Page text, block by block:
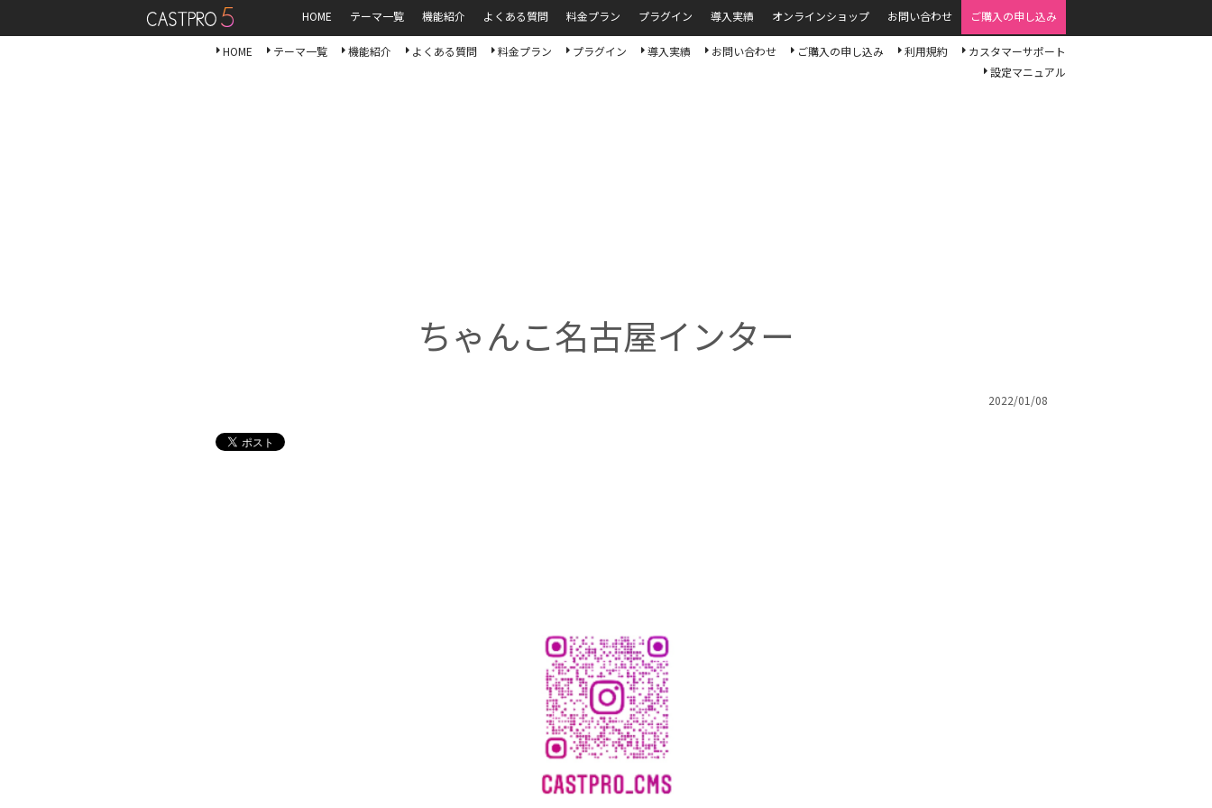
HOME テーマ一覧 機能紹介 よくある質問 料金プラン プラグイン 導入実績 オンラインショップ お問い合わせ ご購入の申し込み
HOME テーマ一覧 機能紹介 よくある質問 料金プラン プラグイン 導入実績 お問い合わせ ご購入の申し込み 利用規約
カスタマーサポート
設定マニュアル
ちゃんこ名古屋インター
2022/01/08